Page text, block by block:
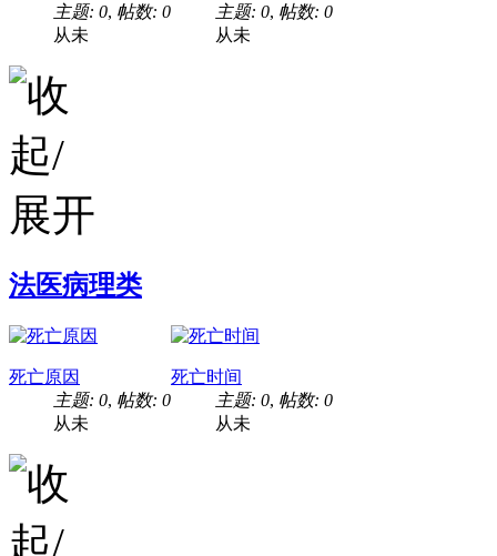
主题: 0, 帖数: 0
从未
主题: 0, 帖数: 0
从未
法医病理类
死亡原因
主题: 0, 帖数: 0
从未
死亡时间
主题: 0, 帖数: 0
从未